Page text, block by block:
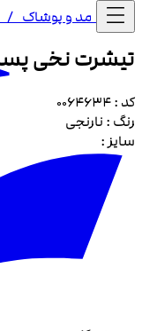
خانه / مد و پوشاک /
تیشرت نخی
کد :0064634
رنگ : نارنجی
سایز :